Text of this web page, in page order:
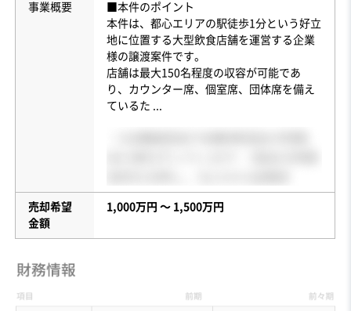
事業概要
■本件のポイント
本件は、都心エリアの駅徒歩1分という好立
地に位置する大型飲食店舗を運営する企業
様の譲渡案件です。
店舗は最大150名程度の収容が可能であ
り、カウンター席、個室席、団体席を備え
ているた
売却希望
金額
1,000万円 〜 1,500万円